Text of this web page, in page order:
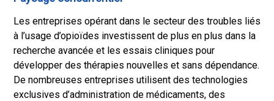
Les entreprises opérant dans le secteur des troubles liés
à l’usage d’opioïdes investissent de plus en plus dans la
recherche avancée et les essais cliniques pour
développer des thérapies nouvelles et sans dépendance.
De nombreuses entreprises utilisent des technologies
exclusives d’administration de médicaments, des